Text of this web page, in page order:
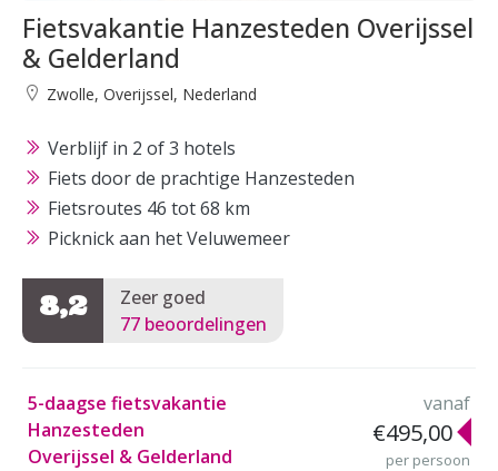
Fietsvakantie Hanzesteden Overijssel
& Gelderland
Zwolle, Overijssel, Nederland
Verblijf in 2 of 3 hotels
Fiets door de prachtige Hanzesteden
Fietsroutes 46 tot 68 km
Picknick aan het Veluwemeer
8,2
Zeer goed
77 beoordelingen
5-daagse fietsvakantie
Hanzesteden
Overijssel & Gelderland
vanaf
€495,00
per persoon